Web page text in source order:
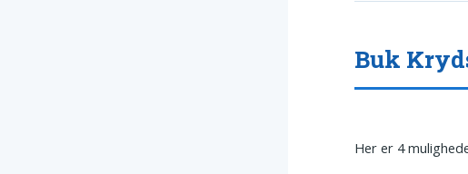
Buk
Her er 4